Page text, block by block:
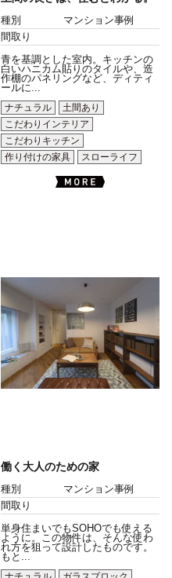
種別
マンション事例
間取り
青を基調とした室内。キッチンの
白いハニカム貼りのタイルや、造
作棚のパネリングなど、ディティ
ールに...
ナチュラル
土間あり
こだわりインテリア
こだわりキッチン
作り付けの家具
スローライフ
働く大人のための家
種別
マンション事例
間取り
単身住まいでもSOHOでも使える
ように。この物件は、そんな使わ
れ方を狙って設計したものです。
もと...